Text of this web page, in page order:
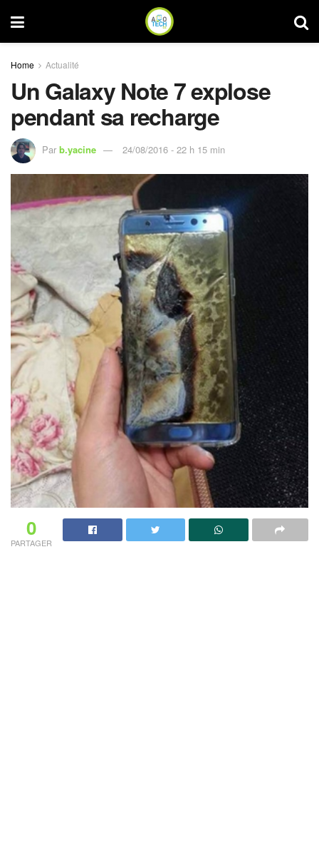
Home Actualité
Un Galaxy Note 7 explose
pendant sa recharge
Par b.yacine 24/08/2016 - 22 h 15 min
0
PARTAGER